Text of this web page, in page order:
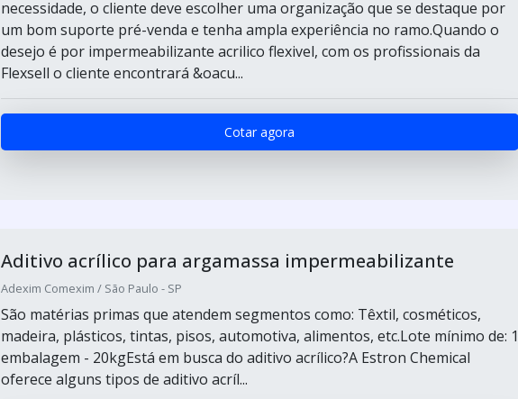
necessidade, o cliente deve escolher uma organização que se destaque por
um bom suporte pré-venda e tenha ampla experiência no ramo.Quando o
desejo é por impermeabilizante acrilico flexivel, com os profissionais da
Flexsell o cliente encontrará &oacu...
Cotar agora
Aditivo acrílico para argamassa impermeabilizante
Adexim Comexim / São Paulo - SP
São matérias primas que atendem segmentos como: Têxtil, cosméticos,
madeira, plásticos, tintas, pisos, automotiva, alimentos, etc.Lote mínimo de: 1
embalagem - 20kgEstá em busca do aditivo acrílico?A Estron Chemical
oferece alguns tipos de aditivo acríl...